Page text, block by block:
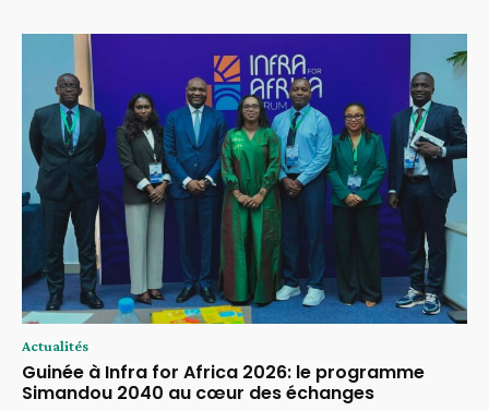
Actualités
Guinée à Infra for Africa 2026: le programme
Simandou 2040 au cœur des échanges